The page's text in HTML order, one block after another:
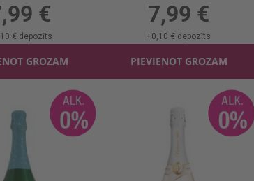
€
€ depozīts
GROZAM
7,99 €
+0,10 € depozīts
PIEVIENOT GROZAM